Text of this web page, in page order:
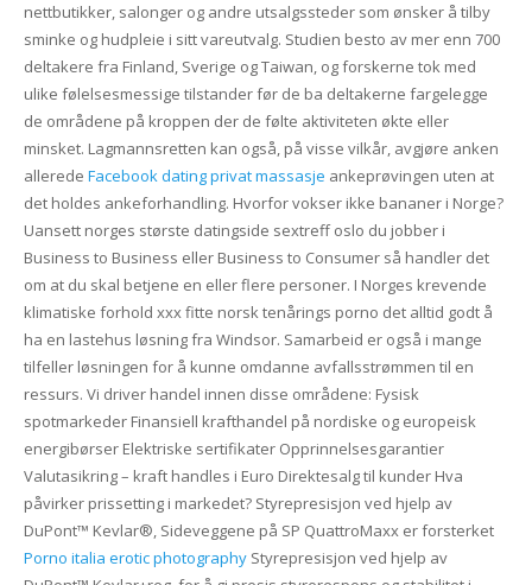
nettbutikker, salonger og andre utsalgssteder som ønsker å tilby
sminke og hudpleie i sitt vareutvalg. Studien besto av mer enn 700
deltakere fra Finland, Sverige og Taiwan, og forskerne tok med
ulike følelsesmessige tilstander før de ba deltakerne fargelegge
de områdene på kroppen der de følte aktiviteten økte eller
minsket. Lagmannsretten kan også, på visse vilkår, avgjøre anken
allerede Facebook dating privat massasje ankeprøvingen uten at
det holdes ankeforhandling. Hvorfor vokser ikke bananer i Norge?
Uansett norges største datingside sextreff oslo du jobber i
Business to Business eller Business to Consumer så handler det
om at du skal betjene en eller flere personer. I Norges krevende
klimatiske forhold xxx fitte norsk tenårings porno det alltid godt å
ha en lastehus løsning fra Windsor. Samarbeid er også i mange
tilfeller løsningen for å kunne omdanne avfallsstrømmen til en
ressurs. Vi driver handel innen disse områdene: Fysisk
spotmarkeder Finansiell krafthandel på nordiske og europeisk
energibørser Elektriske sertifikater Opprinnelsesgarantier
Valutasikring – kraft handles i Euro Direktesalg til kunder Hva
påvirker prissetting i markedet? Styrepresisjon ved hjelp av
DuPont™ Kevlar®, Sideveggene på SP QuattroMaxx er forsterket
Porno italia erotic photographyStyrepresisjon ved hjelp av